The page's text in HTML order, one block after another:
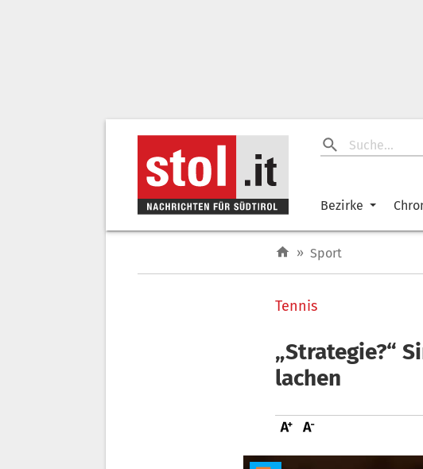
Bezirke
» Sport
Tennis
„Strategie?“
lachen